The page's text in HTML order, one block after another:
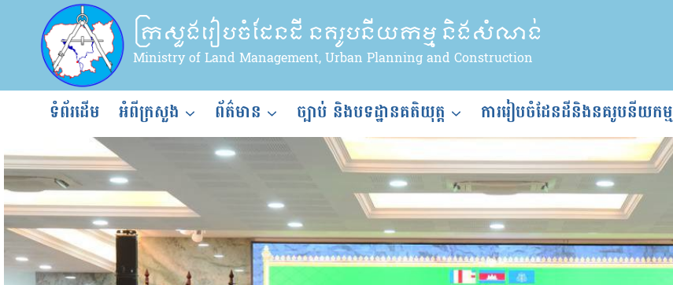
content
ក្រសួងរៀបចំដែនដី នគរូបនីយកម្ម និងសំណង់
Ministry of Land Management, Urban Planning and Construction
ទំព័រដើម អំពីក្រសួង ព័ត៌មាន ច្បាប់ និងបទដ្ឋានគតិយុត្ត ការរៀបចំដែនដីនិងនគរូបនីយកម្ម